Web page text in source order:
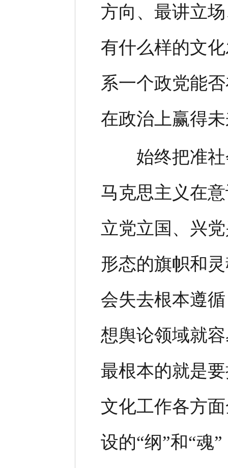
方向、最讲立
有什么样的文
系一个政党能
在政治上赢得
始终把准社
马克思主义在
立党立国、兴
形态的旗帜和
会失去根本遵
想舆论领域就
最根本的就是
文化工作各方
设的“纲”和“魂